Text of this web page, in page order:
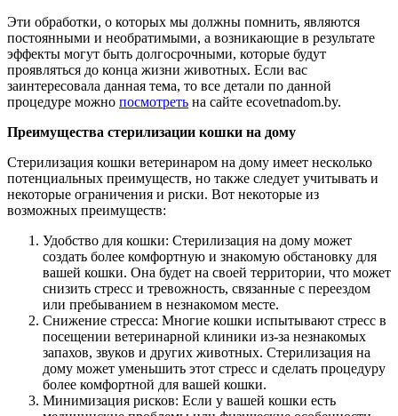
Эти обработки, о которых мы должны помнить, являются
постоянными и необратимыми, а возникающие в результате
эффекты могут быть долгосрочными, которые будут
проявляться до конца жизни животных. Если вас
заинтересовала данная тема, то все детали по данной
процедуре можно посмотреть на сайте ecovetnadom.by.
Преимущества стерилизации кошки на дому
Стерилизация кошки ветеринаром на дому имеет несколько
потенциальных преимуществ, но также следует учитывать и
некоторые ограничения и риски. Вот некоторые из
возможных преимуществ:
Удобство для кошки: Стерилизация на дому может
создать более комфортную и знакомую обстановку для
вашей кошки. Она будет на своей территории, что может
снизить стресс и тревожность, связанные с переездом
или пребыванием в незнакомом месте.
Снижение стресса: Многие кошки испытывают стресс в
посещении ветеринарной клиники из-за незнакомых
запахов, звуков и других животных. Стерилизация на
дому может уменьшить этот стресс и сделать процедуру
более комфортной для вашей кошки.
Минимизация рисков: Если у вашей кошки есть